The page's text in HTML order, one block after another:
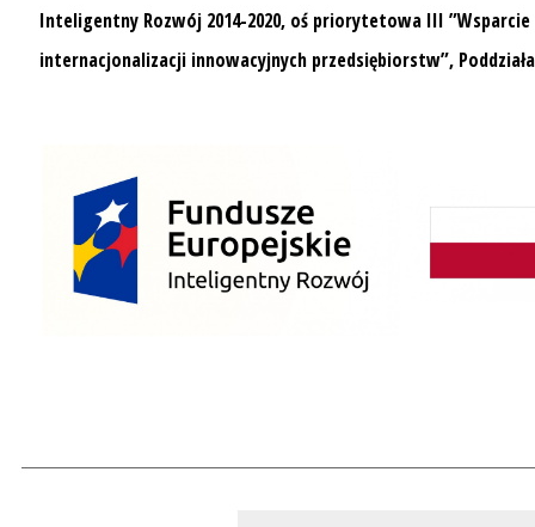
Inteligentny Rozwój 2014-2020, oś priorytetowa III
internacjonalizacji innowacyjnych przedsiębiorstw”,